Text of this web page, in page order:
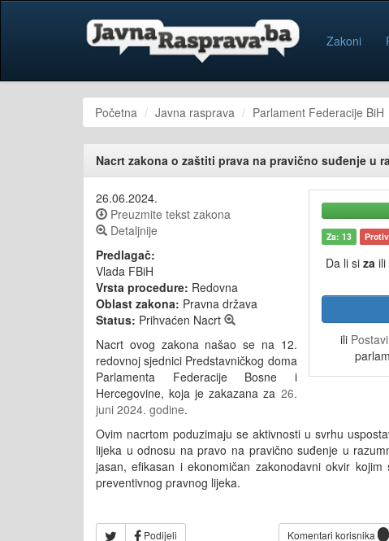
Zakoni
Početna Javna rasprava Parlament Federacije BiH
Nacrt zakona o zaštiti prava na pravično suđenje u
Za: 13
Da li si zaili
ili
26.06.2024.
Preuzmite tekst zakona
Detaljnije
Predlagač:
Vlada FBiH
Vrsta procedure: Redovna
Oblast zakona: Pravna država
Status: Prihvaćen Nacrt
Nacrt ovog zakona našao se na 12.
redovnoj sjednici Predstavničkog doma
Parlamenta Federacije Bosne i
Hercegovine, koja je zakazana za 26.
juni 2024. godine.
Ovim nacrtom poduzimaju se aktivnosti u svrhu
lijeka u odnosu na pravo na pravično suđenje u
jasan, efikasan i ekonomičan zakonodavni okvir kojim
preventivnog pravnog lijeka.
Podijeli Komentari korisnika